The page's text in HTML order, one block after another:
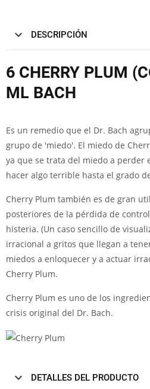
DESCRIPCIÓN
6 CHERRY PLUM
ML BACH
Es un remedio que el Dr. Bach
grupo de 'miedo'. El miedo de
ya que se trata del miedo a perder
hacer algo terrible hasta el grado
Cherry Plum también es de gran
posteriores de la pérdida de
histeria. (Un caso sencillo de
irracional a gritos que llegan a
miedos a enloquecer y a actuar
Cherry Plum.
Cherry Plum es uno de los
crisis original del Dr. Bach.
DETALLES DEL PRODUCTO